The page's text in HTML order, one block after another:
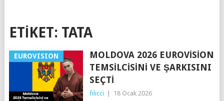
ETIKET: TATA
EUROVISION
MOLDOVA 2026 EUROVISION
TEMSILCISINI VE ŞARKISINI
SEÇTI
filicci 18 Ocak 2026